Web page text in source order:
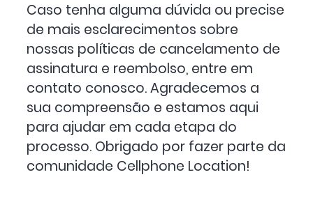
Caso tenha alguma dúvida ou precise
de mais esclarecimentos sobre
nossas políticas de cancelamento de
assinatura e reembolso, entre em
contato conosco. Agradecemos a
sua compreensão e estamos aqui
para ajudar em cada etapa do
processo. Obrigado por fazer parte da
comunidade Cellphone Location!